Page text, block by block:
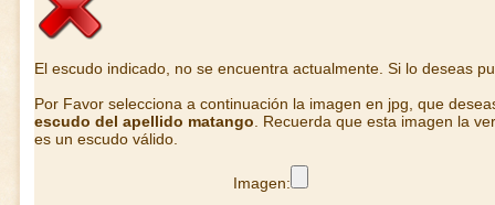
El escudo indicado, no se encuentra actualmente. Si lo deseas
Por Favor selecciona a continuación la imagen en jpg, que
escudo del apellido matango . Recuerda que esta imagen la
es un escudo válido.
Imagen: